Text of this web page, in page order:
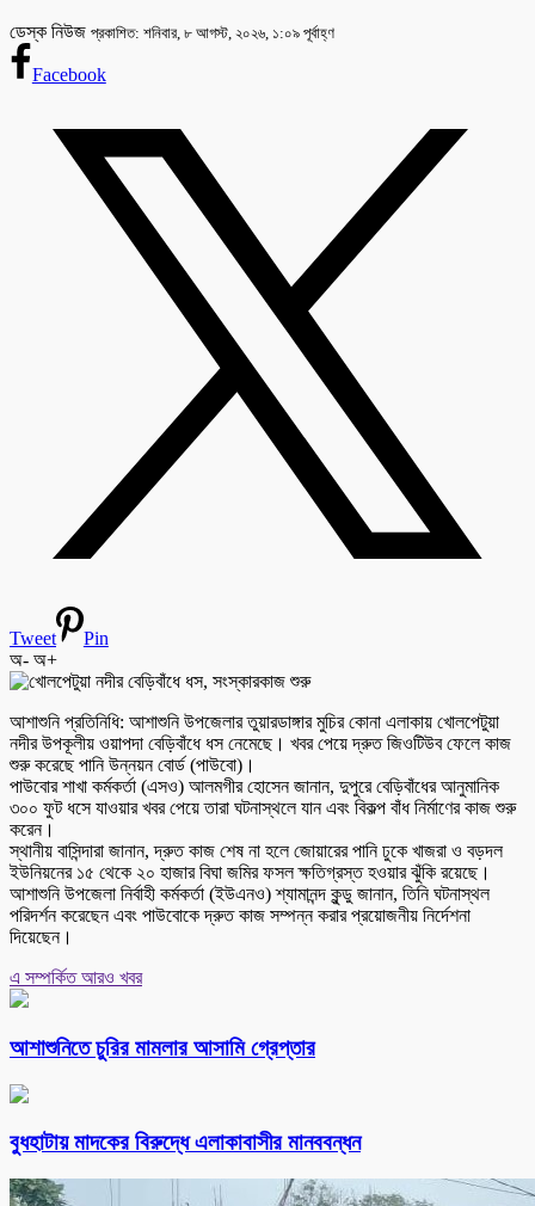
ডেস্ক নিউজ প্রকাশিত: শনিবার, ৮ আগস্ট, ২০২৬, ১:০৯ পূর্বাহ্ণ
Facebook
Tweet
Pin
অ- অ+
আশাশুনি প্রতিনিধি: আশাশুনি উপজেলার তুয়ারডাঙ্গার মুচির কোনা এলাকায় খোলপেটুয়া
নদীর উপকূলীয় ওয়াপদা বেড়িবাঁধে ধস নেমেছে। খবর পেয়ে দ্রুত জিওটিউব ফেলে কাজ
শুরু করেছে পানি উন্নয়ন বোর্ড (পাউবো)।
পাউবোর শাখা কর্মকর্তা (এসও) আলমগীর হোসেন জানান, দুপুরে বেড়িবাঁধের আনুমানিক
৩০০ ফুট ধসে যাওয়ার খবর পেয়ে তারা ঘটনাস্থলে যান এবং বিকল্প বাঁধ নির্মাণের কাজ শুরু
করেন।
স্থানীয় বাসিন্দারা জানান, দ্রুত কাজ শেষ না হলে জোয়ারের পানি ঢুকে খাজরা ও বড়দল
ইউনিয়নের ১৫ থেকে ২০ হাজার বিঘা জমির ফসল ক্ষতিগ্রস্ত হওয়ার ঝুঁকি রয়েছে।
আশাশুনি উপজেলা নির্বাহী কর্মকর্তা (ইউএনও) শ্যামানন্দ কুন্ডু জানান, তিনি ঘটনাস্থল
পরিদর্শন করেছেন এবং পাউবোকে দ্রুত কাজ সম্পন্ন করার প্রয়োজনীয় নির্দেশনা
দিয়েছেন।
এ সম্পর্কিত আরও খবর
আশাশুনিতে চুরির মামলার আসামি গ্রেপ্তার
বুধহাটায় মাদকের বিরুদ্ধে এলাকাবাসীর মানববন্ধন